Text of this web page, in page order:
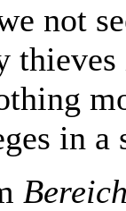
not
in a